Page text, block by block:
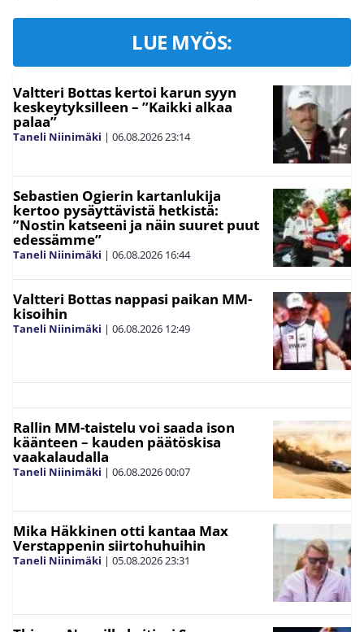
LUE MYÖS:
Valtteri Bottas kertoi karun syyn
keskeytyksilleen – ”Kaikki alkaa
palaa”
Taneli Niinimäki | 06.08.202623:14
Sebastien Ogierin kartanlukija
kertoo pysäyttävistä hetkistä:
”Nostin katseeni ja näin suuret puut
edessämme”
Taneli Niinimäki | 06.08.2026 16:44
Valtteri Bottas nappasi paikan MM-
kisoihin
Taneli Niinimäki | 06.08.2026 12:49
Rallin MM-taistelu voi saada ison
käänteen – kauden päätöskisa
vaakalaudalla
Taneli Niinimäki | 06.08.202600:07
Mika Häkkinen otti kantaa Max
Verstappenin siirtohuhuihin
Taneli Niinimäki | 05.08.202623:31